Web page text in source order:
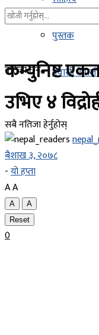
पुस्तक
प्रवासी नेपाली
नतिजा छैन
सबै नतिजा हेर्नुहोस्
कम्युनिष्ट
उभिए ४
बैशाख ३, २०७८
-यो हप्ता
AA
A
A
Reset
0